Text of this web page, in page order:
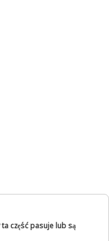
część pasuje lub są